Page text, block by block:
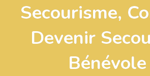
Secourisme,
Devenir
Bénévole